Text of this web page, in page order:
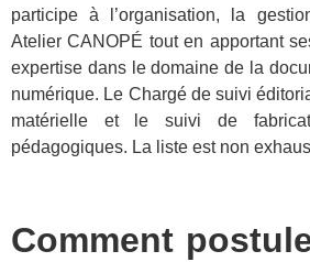
participe à l’organisation, la
Atelier CANOPÉ tout en apportant
expertise dans le domaine de la
numérique. Le Chargé de suivi
matérielle et le suivi de
pédagogiques. La liste est non
Comment